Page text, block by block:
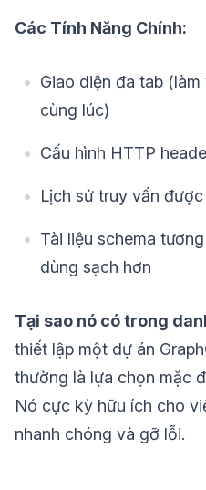
Các Tính Năng Chính:
Giao diện đa tab
cùng lúc)
Cấu hình HTTP
Lịch sử truy vấn
Tài liệu schema
dùng sạch hơn
Tại sao nó có trong
thiết lập một dự án
thường là lựa chọn mặc
Nó cực kỳ hữu ích cho
nhanh chóng và gỡ lỗi.